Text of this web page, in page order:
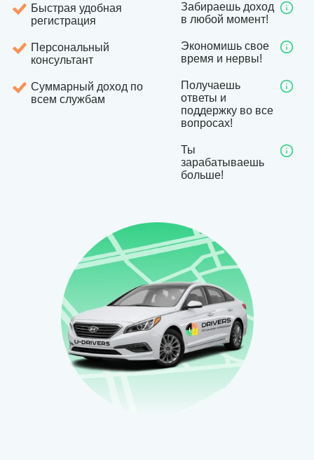
Быстрая удобная
регистрация
Персональный
консультант
Суммарный доход по
всем службам
Забираешь доход
в любой момент!
Экономишь свое
время и нервы!
Получаешь
ответы и
поддержку во все
вопросах!
Ты
зарабатываешь
больше!